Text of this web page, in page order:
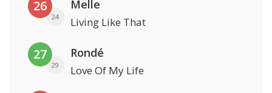
26
24
Melle
Living Like That
27
29
Rondé
Love Of My Life